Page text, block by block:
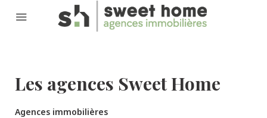
Les agences Sweet Home
Agences immobilières